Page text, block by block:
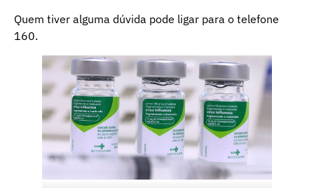
Quem tiver alguma dúvida pode ligar para o telefone
160.